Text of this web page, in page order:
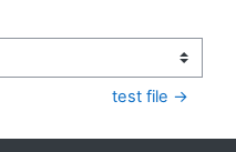
test file →